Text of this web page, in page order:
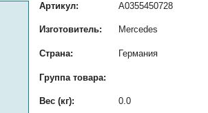
Артикул: A0355450728
Изготовитель: Mercedes
Страна: Германия
Группа товара:
Вес (кг): 0.0